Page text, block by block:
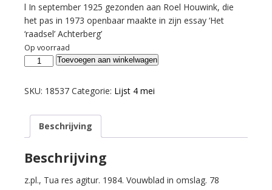
l In september 1925 gezonden aan Roel Houwink, die
het pas in 1973 openbaar maakte in zijn essay ‘Het
‘raadsel’ Achterberg’
Op voorraad
Achterberg,
Jeugdvers
aantal
Toevoegen aan winkelwagen
SKU: 18537 Categorie: Lijst 4 mei
Beschrijving
Beschrijving
z.pl., Tua res agitur. 1984. Vouwblad in omslag. 78